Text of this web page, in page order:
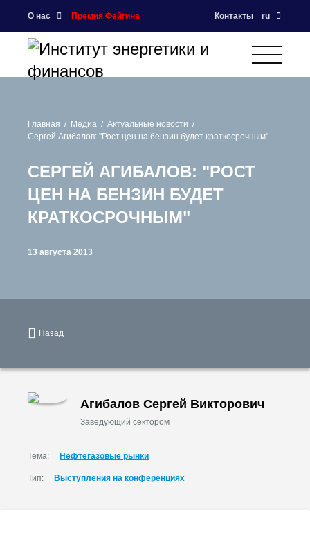
О нас Премия Фейгина Контакты ru
Главная Медиа
Актуальные новости
Сергей Агибалов: "Рост цен на бензин будет краткосрочным"
СЕРГЕЙ АГИБАЛОВ: "РОСТ
ЦЕН НА БЕНЗИН БУДЕТ
КРАТКОСРОЧНЫМ"
13 августа 2013
Назад
Агибалов Сергей Викторович
Заведующий сектором
Тема: Нефтегазовые рынки
Тип: Выступления на конференциях